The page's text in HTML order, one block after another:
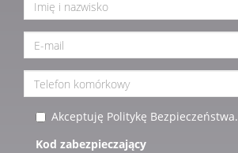
Akceptuję Politykę Bezpieczeństwa.
Kod zabezpieczający